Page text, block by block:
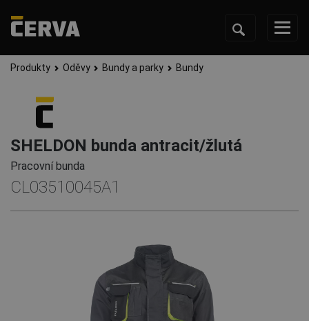
Produkty Oděvy Bundy a parky Bundy
SHELDON bunda antracit/žlutá
Pracovní bunda
CL03510045A1